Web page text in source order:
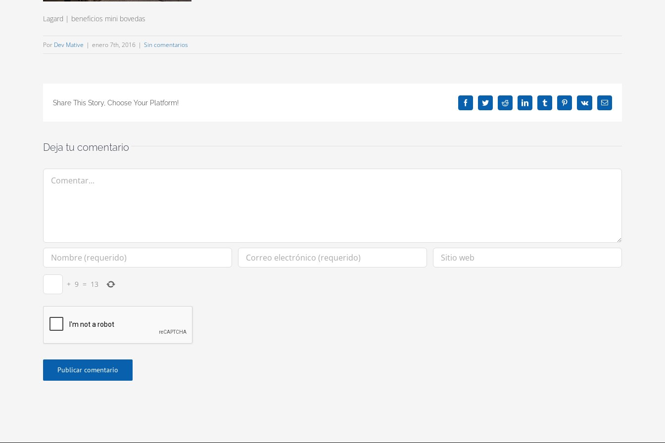
Lagard | beneficios mini bovedas
Por Dev Mative | enero 7th, 2016 | Sin comentarios
Share This Story, Choose Your Platform! FacebookTwitterReddit LinkedInTumblrPinterest
Vk
Correo
electrónico
Deja tu comentario
Comentar
+ 9 = 13